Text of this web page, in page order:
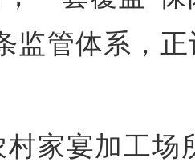
监管体系，
家宴加工场